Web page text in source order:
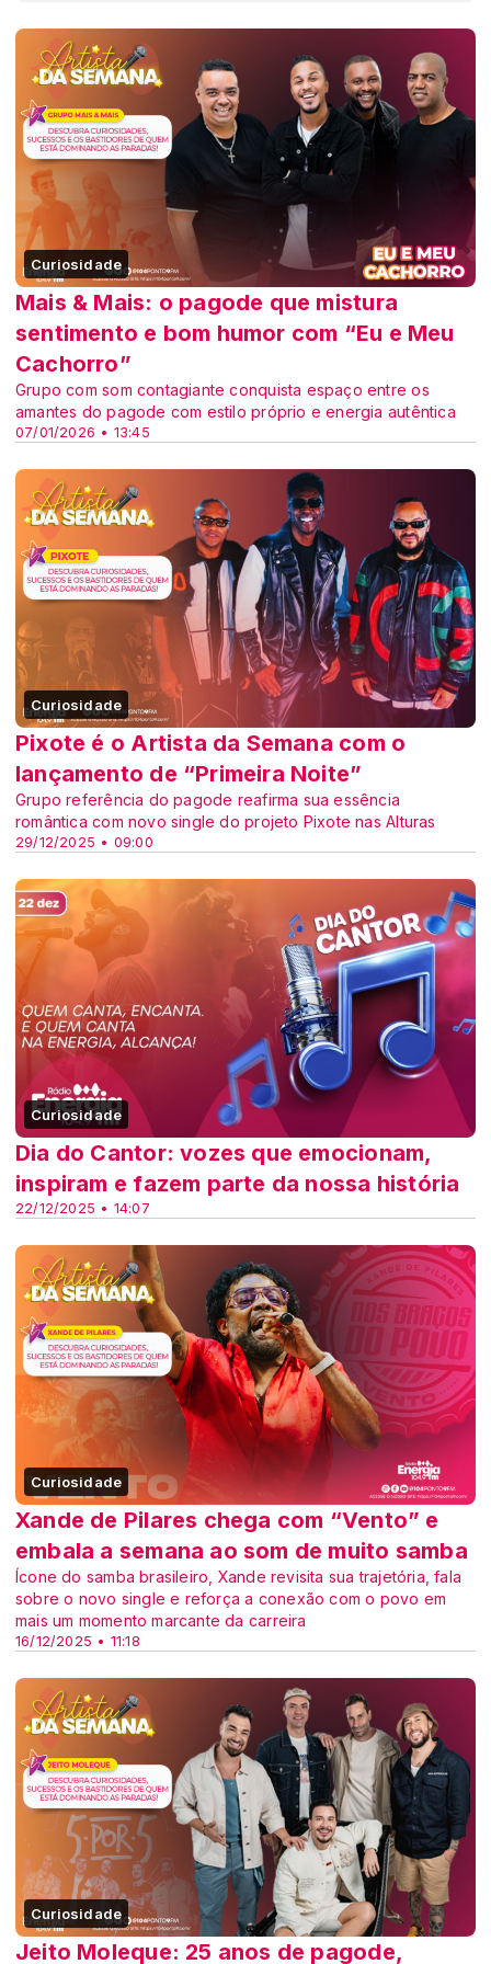
Curiosidade
07/01/2026 • 13:45
Mais & Mais: o pagode que mistura
sentimento e bom humor com “Eu e Meu
Cachorro”
Grupo com som contagiante conquista espaço entre os
amantes do pagode com estilo próprio e energia autêntica
Curiosidade
29/12/2025 • 09:00
Pixote é o Artista da Semana com o
lançamento de “Primeira Noite”
Grupo referência do pagode reafirma sua essência
romântica com novo single do projeto Pixote nas Alturas
Curiosidade
22/12/2025 • 14:07
Dia do Cantor: vozes que emocionam,
inspiram e fazem parte da nossa história
Curiosidade
16/12/2025 • 11:18
Xande de Pilares chega com “Vento” e
embala a semana ao som de muito samba
Ícone do samba brasileiro, Xande revisita sua trajetória, fala
sobre o novo single e reforça a conexão com o povo em
mais um momento marcante da carreira
Curiosidade
Jeito Moleque: 25 anos de pagode,